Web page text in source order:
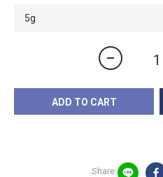
ADD TO CART
Share